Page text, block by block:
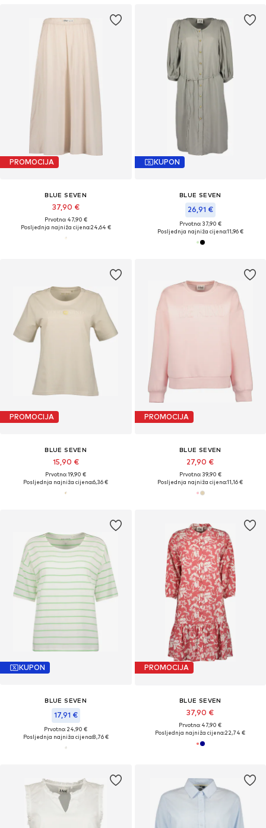
PROMOCIJA
BLUE SEVEN
37,90 €
Prvotno: 47,90 €
Posljednja najniža cijena:24,64 €
KUPON
BLUE SEVEN
26,91 €
Prvotno: 37,90 €
Posljednja najniža cijena:11,96 €
PROMOCIJA
BLUE SEVEN
15,90 €
Prvotno: 19,90 €
Posljednja najniža cijena:6,36 €
PROMOCIJA
BLUE SEVEN
27,90 €
Prvotno: 39,90 €
Posljednja najniža cijena:11,16 €
KUPON
BLUE SEVEN
17,91 €
Prvotno: 24,90 €
Posljednja najniža cijena:8,76 €
PROMOCIJA
BLUE SEVEN
37,90 €
Prvotno: 47,90 €
Posljednja najniža cijena:22,74 €